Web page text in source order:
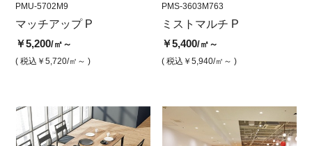
PMU-5702M9
マッチアップ P
￥5,200/㎡～
( 税込￥5,720/㎡～ )
PMU-5702M9
マッチアップP ベージュ
￥5,200/㎡
( 税込￥5,720/㎡ )
PMS-3605M763
ミストマルチP ミストグレ
ー
￥5,400/㎡
PMS-3603M763
ミストマルチ P
￥5,400/㎡～
( 税込￥5,940/㎡～ )